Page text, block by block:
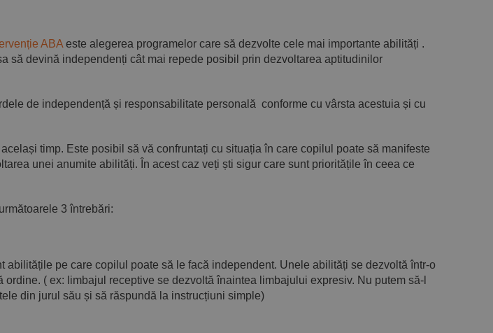
ABA este alegerea programelor care să dezvolte cele mai importante abilități .
să devină independenți cât mai repede posibil prin dezvoltarea aptitudinilor
de independență și responsabilitate personală conforme cu vârsta acestuia și cu
timp. Este posibil să vă confruntați cu situația în care copilul poate să manifeste
unei anumite abilități. În acest caz veți ști sigur care sunt prioritățile în ceea ce
3 întrebări:
pe care copilul poate să le facă independent. Unele abilități se dezvoltă într-o
( ex: limbajul receptive se dezvoltă înaintea limbajului expresiv. Nu putem să-l
din jurul său și să răspundă la instrucțiuni simple)